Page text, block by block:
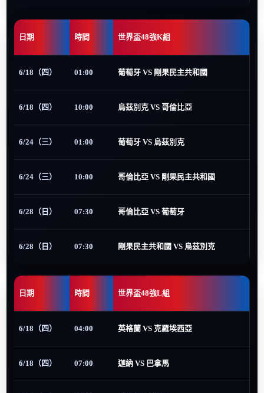
日期 時間 世界盃48強K組
6/18（四） 01:00 葡萄牙 VS 剛果民主共和國
6/18（四） 10:00 烏茲別克 VS 哥倫比亞
6/24（三） 01:00 葡萄牙 VS 烏茲別克
6/24（三） 10:00 哥倫比亞 VS 剛果民主共和國
6/28（日） 07:30 哥倫比亞 VS 葡萄牙
6/28（日） 07:30 剛果民主共和國 VS 烏茲別克
日期 時間 世界盃48強L組
6/18（四） 04:00 英格蘭 VS 克羅埃西亞
6/18（四） 07:00 迦納 VS 巴拿馬